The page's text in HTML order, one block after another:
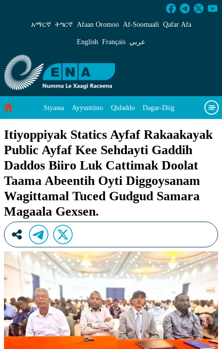
Itiyoppiyak Statics Ayfaf Rakaakayak Public
አማርኛ ትግርኛ Afaan Oromoo Af‑Soomaali Qafar Afa
English Français عربي
Siyassa Ayyuntiino Qidaddo Dagar-Diig
Baad Caddoh Xaagu Cibtaati Viixiyo Ni Caagiida
Itiyoppiyak Statics Ayfaf Rakaakayak
Public Ayfaf Kee Sehdayti Gaddih
Daddos Biiro Luk Cattimak Doolat
Taama Abeentih Oyti Diggoysanam
Wagittamal Tuced Gudgud Samara
Magaala Gexsen.